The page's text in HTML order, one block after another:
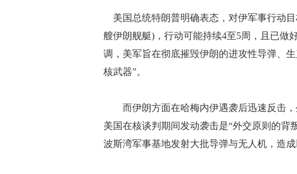
美国总统特朗普明确表态，对伊军事行动
艘伊朗舰艇)，行动可能持续4至5周，且已做
调，美军旨在彻底摧毁伊朗的进攻性导弹、
核武器”。
而伊朗方面在哈梅内伊遇袭后迅速反击，
美国在核谈判期间发动袭击是“外交原则的背
波斯湾军事基地发射大批导弹与无人机，造